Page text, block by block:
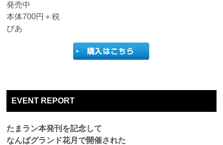
発売中
本体700円＋税
ぴあ
EVENT REPORT
たまラン本発刊を記念して
なんばグランド花月で開催された